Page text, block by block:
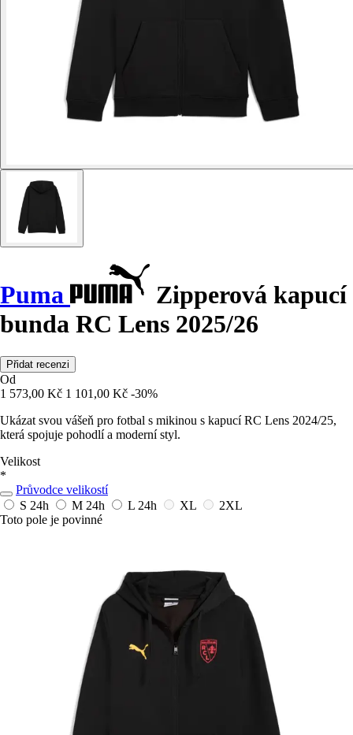
Puma
Zipperová kapucí
bunda RC Lens 2025/26
Přidat recenzi
Od
1 573,00 Kč 1 101,00 Kč -30%
Ukázat svou vášeň pro fotbal s mikinou s kapucí RC Lens 2024/25,
která spojuje pohodlí a moderní styl.
Velikost
*
Průvodce velikostí
S 24h M 24h L 24h XL
2XL
Toto pole je povinné